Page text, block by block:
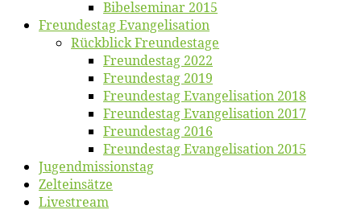
Bibelsemi­nar 2015
Freun­des­tag Evangelisation
Rück­blick Freundestage
Freun­des­tag 2022
Freun­des­tag 2019
Freun­des­tag Evan­ge­li­sa­ti­on 2018
Freun­des­tag Evan­ge­li­sa­ti­on 2017
Freun­des­tag 2016
Freun­des­tag Evan­ge­li­sa­ti­on 2015
Jugend­mis­sions­tag
Zelt­ein­sät­ze
Live­stream